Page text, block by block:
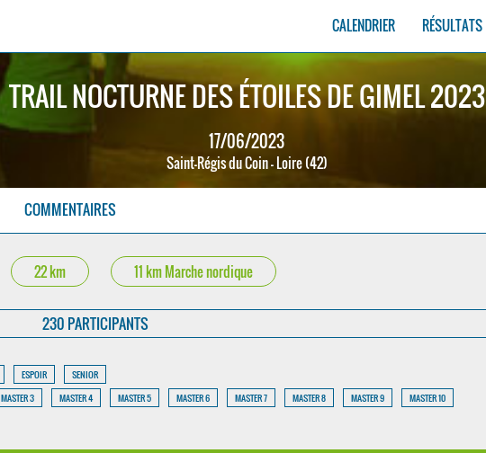
CALENDRIER RÉSULTATS
TRAIL NOCTURNE DES ÉTOILES DE GIMEL 2023
17/06/2023
Saint-Régis du Coin - Loire (42)
COMMENTAIRES
22 km 11 km Marche nordique
230 PARTICIPANTS
ESPOIR
SENIOR
MASTER 3 MASTER 4 MASTER 5 MASTER 6 MASTER 7 MASTER 8 MASTER 9 MASTER 10